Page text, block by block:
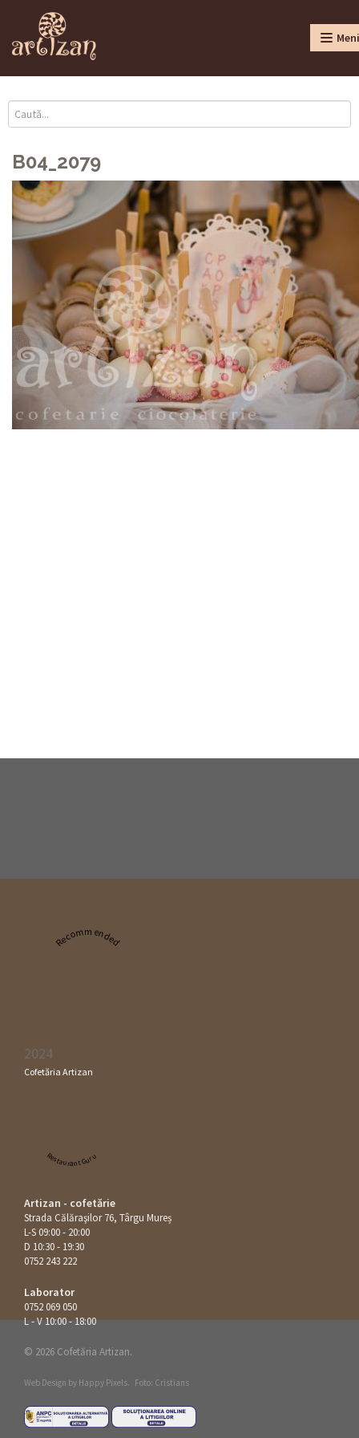
B04_2079
Recommended
2024
Cofetăria Artizan
Restaurant Guru
Artizan - cofetărie
Strada Călăraşilor 76, Târgu Mureș
L-S 09:00 - 20:00
D 10:30 - 19:30
0752 243 222
Laborator
0752 069 050
L - V 10:00 - 18:00
© 2026 Cofetăria Artizan.
Web Design by Happy Pixels. Foto: Cristians